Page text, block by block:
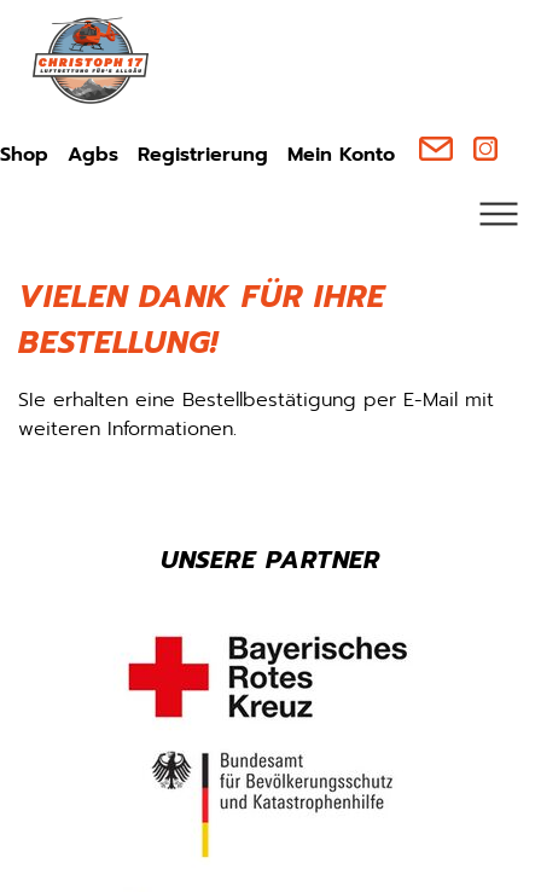
Shop Agbs Registrierung Mein Konto
VIELEN DANK FÜR IHRE
BESTELLUNG!
SIe erhalten eine Bestellbestätigung per E-Mail mit
weiteren Informationen.
UNSERE PARTNER